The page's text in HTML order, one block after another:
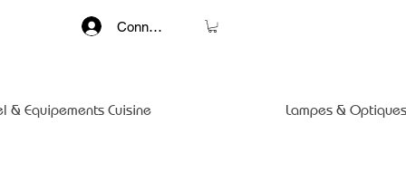
Connexion
& Equipements Cuisine Lampes &